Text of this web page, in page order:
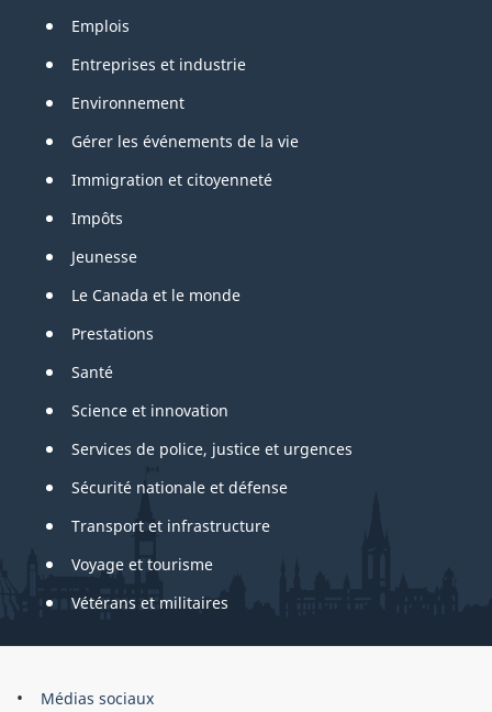
Emplois
Entreprises et industrie
Environnement
Gérer les événements de la vie
Immigration et citoyenneté
Impôts
Jeunesse
Le Canada et le monde
Prestations
Santé
Science et innovation
Services de police, justice et urgences
Sécurité nationale et défense
Transport et infrastructure
Voyage et tourisme
Vétérans et militaires
About
Médias sociaux